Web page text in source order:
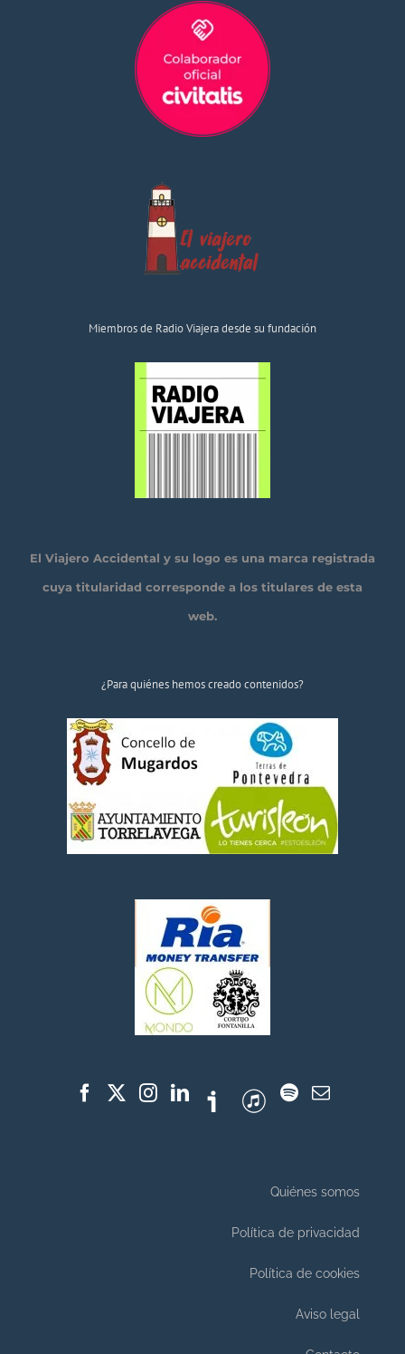
Miembros de Radio Viajera desde su fundación
El Viajero Accidental y su logo es una marca registrada
cuya titularidad corresponde a los titulares de esta
web.
¿Para quiénes hemos creado contenidos?
Quiénes somos
Política de privacidad
Política de cookies
Aviso legal